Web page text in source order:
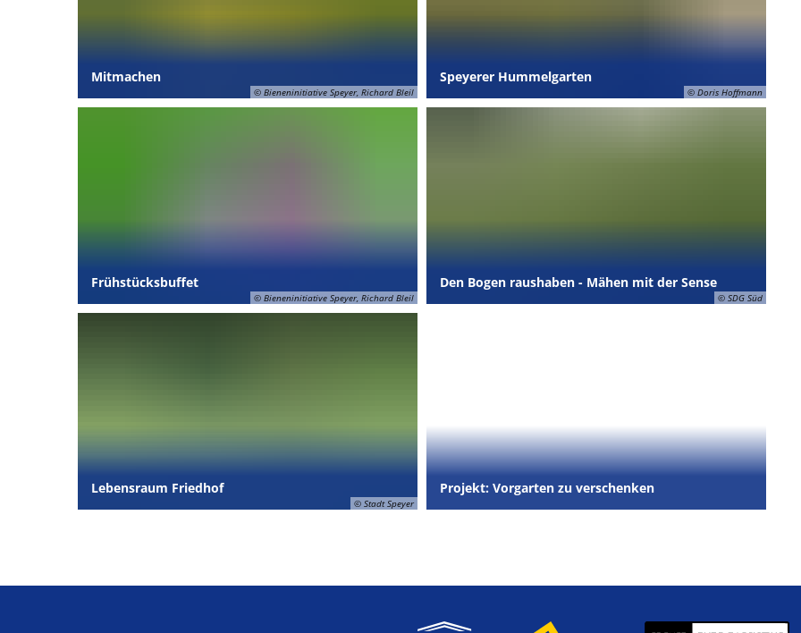
© Bieneninitiative Speyer, Richard Bleil
Mitmachen
© Doris Hoffmann
Speyerer Hummelgarten
© Bieneninitiative Speyer, Richard Bleil
Frühstücksbuffet
© SDG Süd
Den Bogen raushaben - Mähen mit der Sense
© Stadt Speyer
Lebensraum Friedhof Projekt: Vorgarten zu verschenken